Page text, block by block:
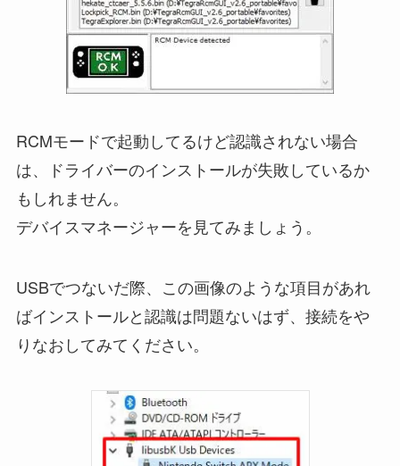
RCMモードで起動してるけど認識されない場合
は、ドライバーのインストールが失敗しているか
もしれません。
デバイスマネージャーを見てみましょう。
USBでつないだ際、この画像のような項目があれ
ばインストールと認識は問題ないはず、接続をや
りなおしてみてください。